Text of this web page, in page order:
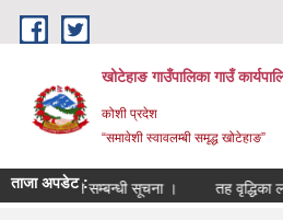
Skip to main content
खोटेहाङ गाउँपालिका गाउँ
कोशी प्रदेश
“समावेशी स्वावलम्बी समृद्ध खोटेहाङ”
ताजा अपडेट :
दर्ता हुने सम्बन्धी सूचना । तह वृद्धिका